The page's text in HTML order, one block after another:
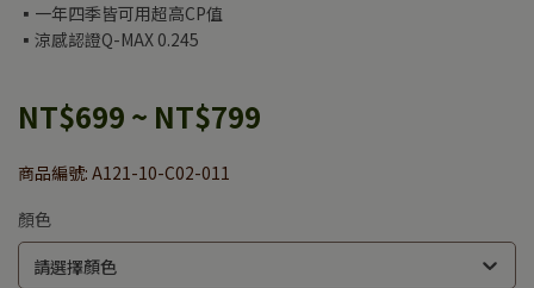
▪︎一年四季皆可用超高CP值
▪︎涼感認證Q-MAX 0.245
NT$699 ~ NT$799
商品編號: A121-10-C02-011
顏色
請選擇顏色